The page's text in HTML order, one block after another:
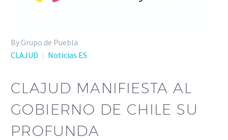
By Grupo de Puebla
CLAJUD
Noticias ES
CLAJUD MANIFIESTA AL
GOBIERNO DE CHILE SU
PROFUNDA